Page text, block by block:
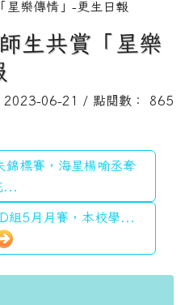
星樂傳情」-更生日報
生共賞「星樂
2023-06-21 / 點閱數： 865
錦標賽，海星楊喻丞奪
...
組5月月賽，本校學...